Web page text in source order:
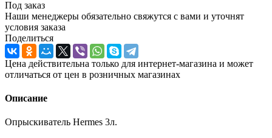
Под заказ
Наши менеджеры обязательно свяжутся с вами и уточнят
условия заказа
Поделиться
Цена действительна только для интернет-магазина и может
отличаться от цен в розничных магазинах
Описание
Опрыскиватель Hermes 3л.